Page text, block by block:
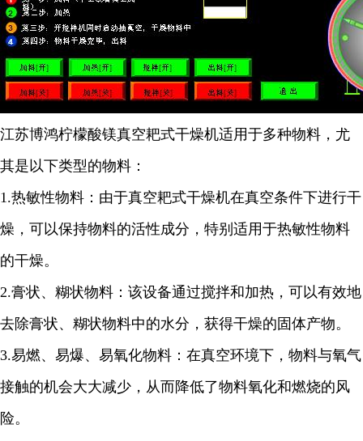
江苏博鸿柠檬酸镁真空耙式干燥机适用于多种物料，尤
其是以下类型的物料：
1.热敏性物料：由于真空耙式干燥机在真空条件下进行干
燥，可以保持物料的活性成分，特别适用于热敏性物料
的干燥。
2.膏状、糊状物料：该设备通过搅拌和加热，可以有效地
去除膏状、糊状物料中的水分，获得干燥的固体产物。
3.易燃、易爆、易氧化物料：在真空环境下，物料与氧气
接触的机会大大减少，从而降低了物料氧化和燃烧的风
险。